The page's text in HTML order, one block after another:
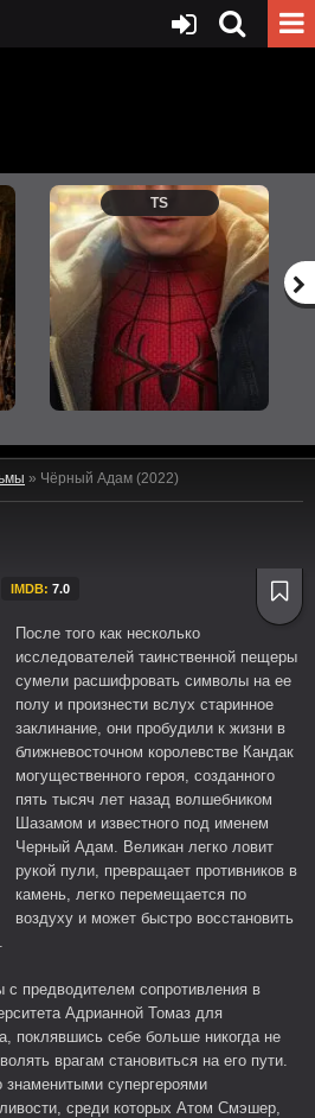
TS
» Чёрный Адам (2022)
IMDB: 7.0
После того как несколько
исследователей таинственной пещеры
сумели расшифровать символы на ее
полу и произнести вслух старинное
заклинание, они пробудили к жизни в
ближневосточном королевстве Кандак
могущественного героя, созданного
пять тысяч лет назад волшебником
Шазамом и известного под именем
Черный Адам. Великан легко ловит
рукой пули, превращает противников в
камень, легко перемещается по
воздуху и может быстро восстановить
с предводителем сопротивления в
Адрианной Томаз для
поклявшись себе больше никогда не
врагам становиться на его пути.
знаменитыми супергероями
среди которых Атом Смэшер,